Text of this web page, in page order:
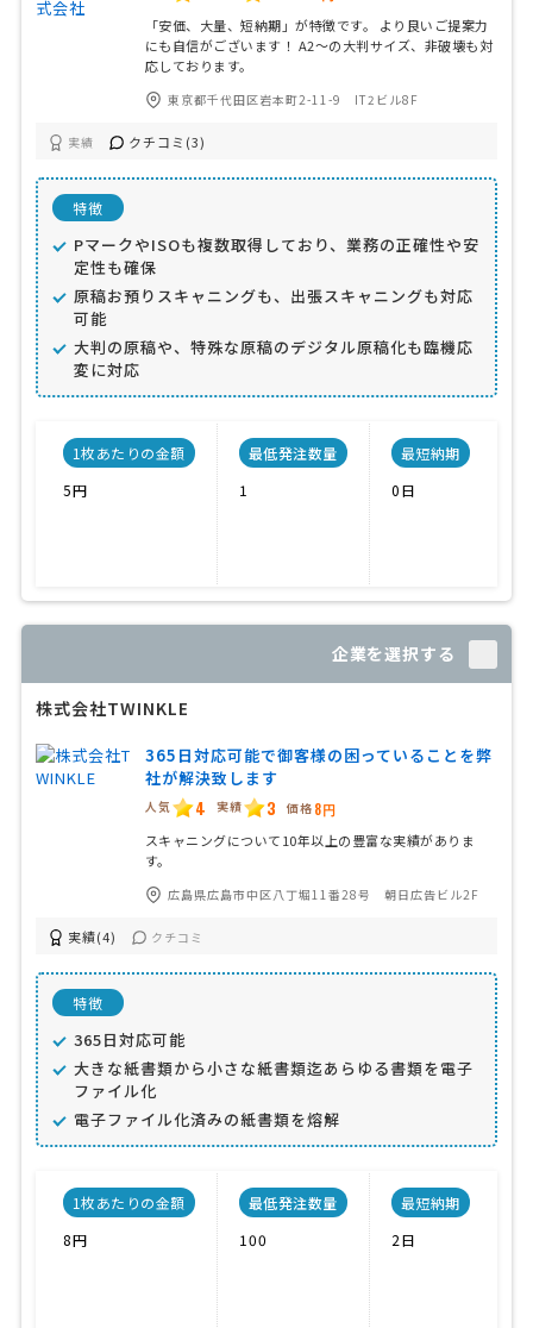
「安価、大量、短納期」が特徴です。 より良いご提案力
にも自信がございます！ A2〜の大判サイズ、非破壊も対
応しております。
東京都千代田区岩本町2-11-9 IT2ビル8F
実績 クチコミ(3)
特徴
PマークやISOも複数取得しており、業務の正確性や安
定性も確保
原稿お預りスキャニングも、出張スキャニングも対応
可能
大判の原稿や、特殊な原稿のデジタル原稿化も臨機応
変に対応
1枚あたりの金額
5円
最低発注数量
1
最短納期
0日
企業を選択する
株式会社TWINKLE
365日対応可能で御客様の困っていることを弊
社が解決致します
人気 4 実績 3 価格 8円
スキャニングについて10年以上の豊富な実績がありま
す。
広島県広島市中区八丁堀11番28号 朝日広告ビル2F
実績(4) クチコミ
特徴
365日対応可能
大きな紙書類から小さな紙書類迄あらゆる書類を電子
ファイル化
電子ファイル化済みの紙書類を熔解
1枚あたりの金額
8円
最低発注数量
100
最短納期
2日